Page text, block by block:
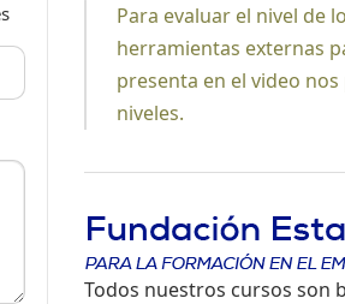
En IberEnglish
para que la formación
diario.
Para evaluar el nivel de
herramientas externas
presenta en el video
niveles.
Todos nuestros cursos son